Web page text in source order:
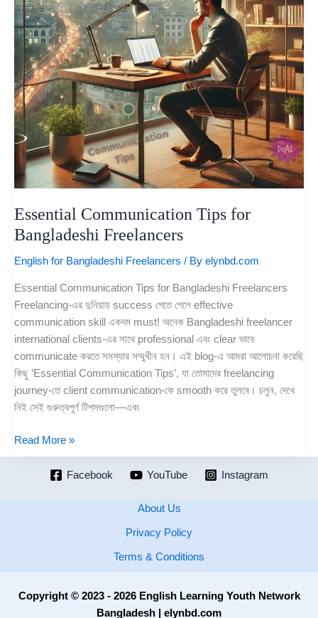
Essential Communication Tips for
Bangladeshi Freelancers
English for Bangladeshi Freelancers / By elynbd.com
Essential Communication Tips for Bangladeshi Freelancers
Freelancing-এর দুনিয়ায় success পেতে গেলে effective
communication skill একদম must! অনেক Bangladeshi freelancer
international clients-এর সাথে professional এবং clear ভাবে
communicate করতে সমস্যার সম্মুখীন হন। এই blog-এ আমরা আলোচনা করেছি
কিছু ‘Essential Communication Tips’, যা তোমাদের freelancing
journey-তে client communication-কে smooth করে তুলবে। চলুন, দেখে
নিই সেই গুরুত্বপূর্ণ টিপসগুলো—এবং
Read More »
Facebook YouTube Instagram
About Us
Privacy Policy
Terms & Conditions
Copyright © 2023 - 2026 English Learning Youth Network
Bangladesh | elynbd.com